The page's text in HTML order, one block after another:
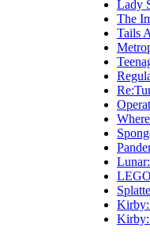
Lady
The
Tails
Kirby:
Kirby: